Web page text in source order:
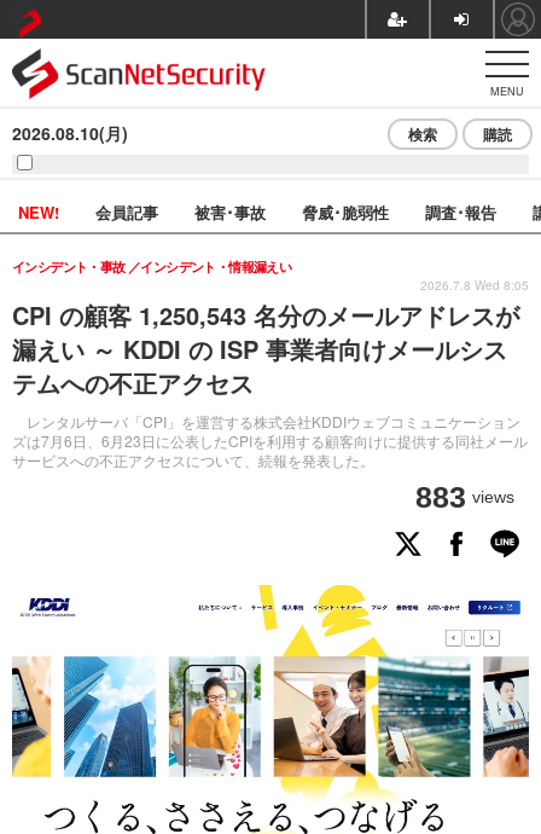
MENU
2026.08.10(月) 検索 購読
NEW! 会員記事 被害･事故 脅威･脆弱性 調査･報告
CPI の顧客 1,250,543 名分のメールアドレスが
漏えい ～ KDDI の ISP 事業者向けメールシス
テムへの不正アクセス
レンタルサーバ「CPI」を運営する株式会社KDDIウェブコミュニケーション
ズは7月6日、6月23日に公表したCPIを利用する顧客向けに提供する同社メール
サービスへの不正アクセスについて、続報を発表した。
インシデント・事故 インシデント・情報漏えい
883 views
2026.7.8 Wed 8:05